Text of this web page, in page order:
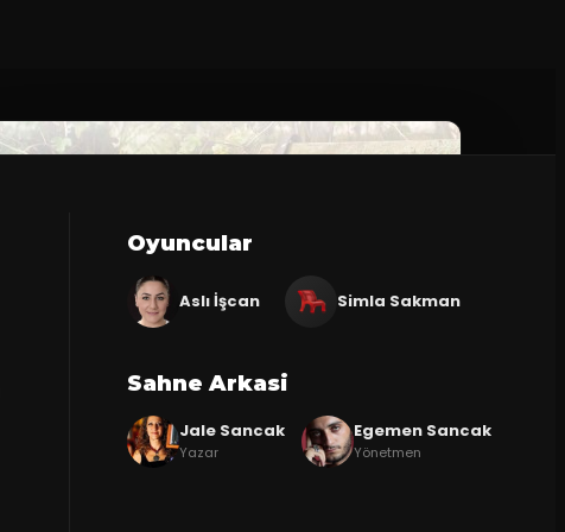
Oyuncular
Aslı İşcan Simla Sakman
Sahne Arkasi
Jale Sancak
Yazar
Egemen Sancak
Yönetmen